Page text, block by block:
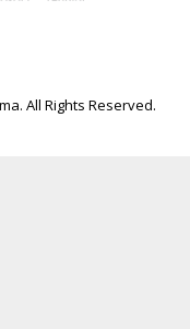
All Rights Reserved.